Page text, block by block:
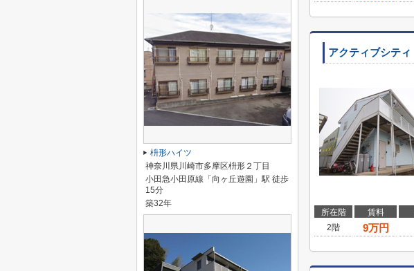
アクティブシティ
所在階 賃料
2階
9万円
枡形ハイツ
神奈川県川崎市多摩区枡形２丁目
小田急小田原線「向ヶ丘遊園」駅 徒歩
15分
築32年